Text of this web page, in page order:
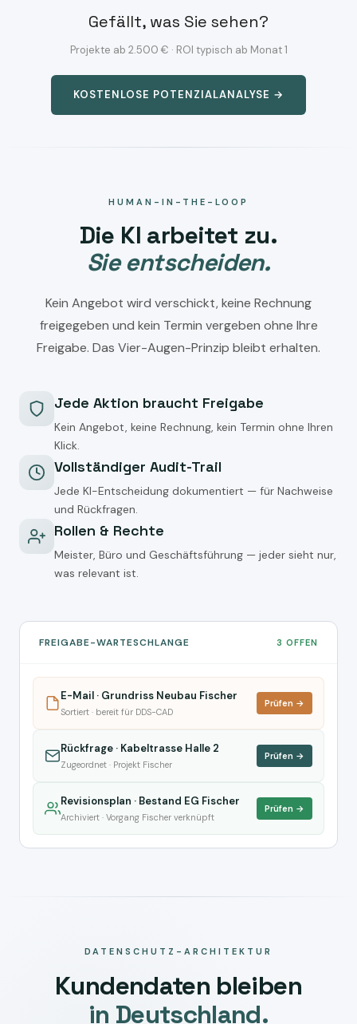
Gefällt, was Sie sehen?
Projekte ab 2.500 € · ROI typisch ab Monat 1
KOSTENLOSE POTENZIALANALYSE →
HUMAN-IN-THE-LOOP
Die KI arbeitet zu.
Sie entscheiden.
Kein Angebot wird verschickt, keine Rechnung
freigegeben und kein Termin vergeben ohne Ihre
Freigabe. Das Vier-Augen-Prinzip bleibt erhalten.
Jede Aktion braucht Freigabe
Kein Angebot, keine Rechnung, kein Termin ohne Ihren
Klick.
Vollständiger Audit-Trail
Jede KI-Entscheidung dokumentiert — für Nachweise
und Rückfragen.
Rollen & Rechte
Meister, Büro und Geschäftsführung — jeder sieht nur,
was relevant ist.
FREIGABE-WARTESCHLANGE 3 OFFEN
E-Mail · Grundriss Neubau Fischer
Sortiert · bereit für DDS-CAD
Prüfen →
Rückfrage · Kabeltrasse Halle 2
Zugeordnet · Projekt Fischer
Prüfen →
Revisionsplan · Bestand EG Fischer
Archiviert · Vorgang Fischer verknüpft
Prüfen →
DATENSCHUTZ-ARCHITEKTUR
Kundendaten bleiben
in Deutschland.